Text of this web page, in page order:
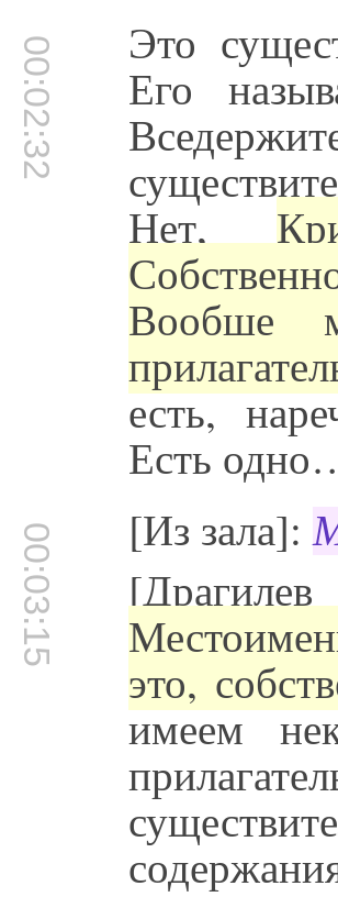
00:02:32 Это
Его
Нет,
Вообще
есть,
Есть
00:03:15 [Из зала]:
это,
имеем